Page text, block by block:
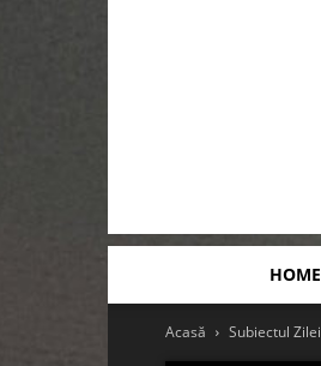
HOME
Acasă Subiectul Zilei